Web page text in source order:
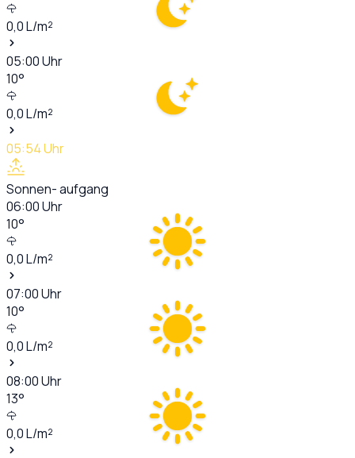
0,0L/m²
05:00Uhr
10°
0,0L/m²
05:54Uhr
Sonnen- aufgang
06:00Uhr
10°
0,0L/m²
07:00Uhr
10°
0,0L/m²
08:00Uhr
13°
0,0L/m²